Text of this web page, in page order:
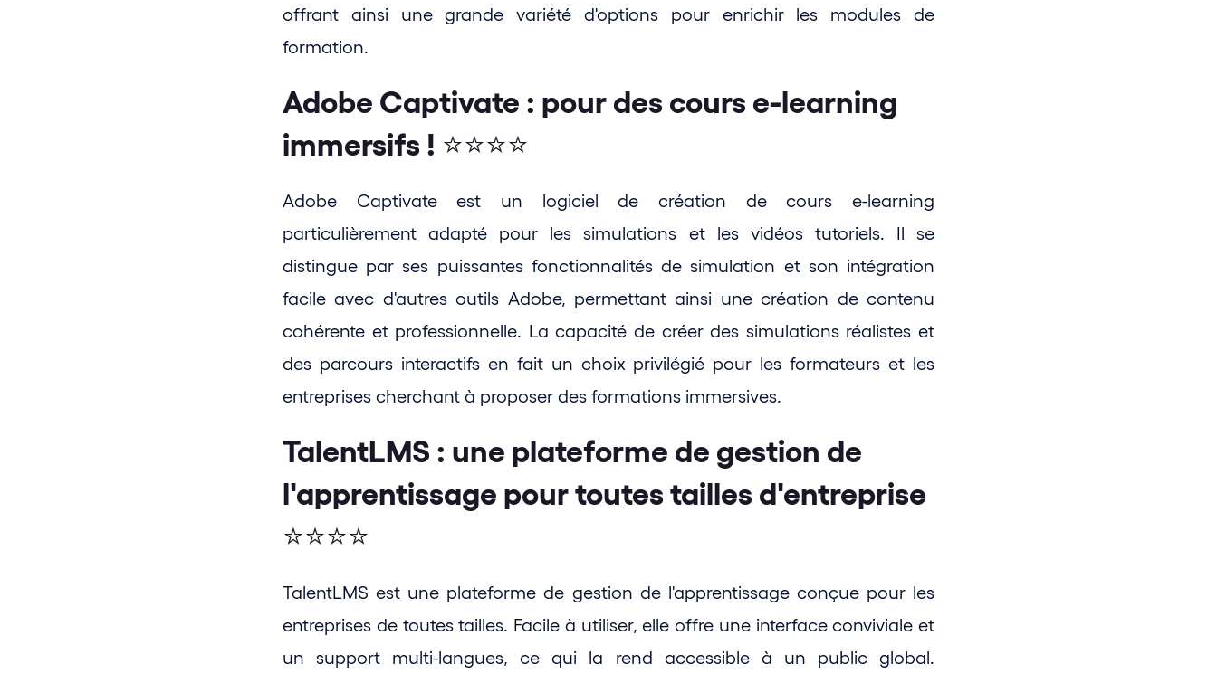
offrant ainsi une grande variété d'options pour enrichir les modules de
formation.
Adobe Captivate : pour des cours e-learning
immersifs ! ⭐⭐⭐⭐
Adobe Captivate est un logiciel de création de cours e-learning
particulièrement adapté pour les simulations et les vidéos tutoriels. Il se
distingue par ses puissantes fonctionnalités de simulation et son intégration
facile avec d'autres outils Adobe, permettant ainsi une création de contenu
cohérente et professionnelle. La capacité de créer des simulations réalistes et
des parcours interactifs en fait un choix privilégié pour les formateurs et les
entreprises cherchant à proposer des formations immersives.
TalentLMS : une plateforme de gestion de
l'apprentissage pour toutes tailles d'entreprise
⭐⭐⭐⭐
TalentLMS est une plateforme de gestion de l'apprentissage conçue pour les
entreprises de toutes tailles. Facile à utiliser, elle offre une interface conviviale et
un support multi-langues, ce qui la rend accessible à un public global.